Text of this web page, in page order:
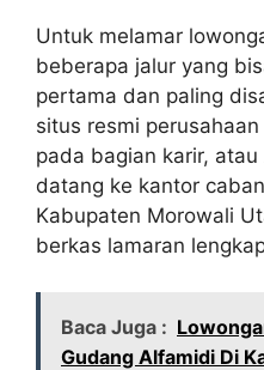
Untuk melamar
beberapa jalur yang
pertama dan paling
situs resmi perusahaan
pada bagian karir,
datang ke kantor
Kabupaten Morowali
berkas lamaran
Baca Juga :
Gudang Alfamidi Di